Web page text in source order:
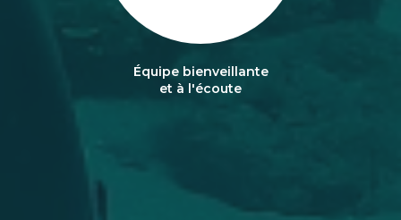
Équipe bienveillante
et à l'écoute